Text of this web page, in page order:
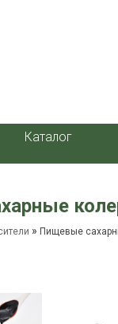
Каталог
» Пищевые